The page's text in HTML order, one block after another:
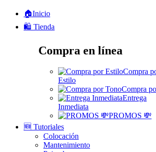
🏠Inicio
🛍️ Tienda
Compra en línea
Compra
Estilo
Compra
Entrega
Inmediata
PROMOS 💸
🆕 Tutoriales
Colocación
Mantenimiento